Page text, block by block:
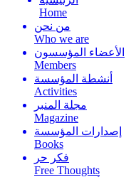
Menu
Home
من نحن
Who we are
الأعضاء المؤسسون
Members
أنشطة المؤسسة
Activities
مجلة المنبر
Magazine
إصدارات المؤسسة
Books
فكر حر
Free Thoughts